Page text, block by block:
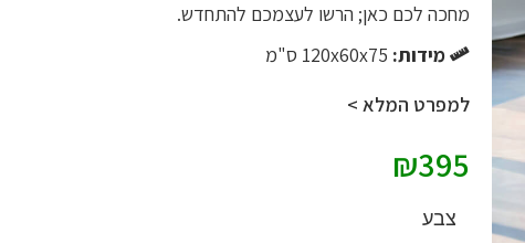
מחכה לכם כאן; הרשו לעצמכם להתחדש.
מידות: 120x60x75 ס"מ
למפרט המלא >
₪395
צבע